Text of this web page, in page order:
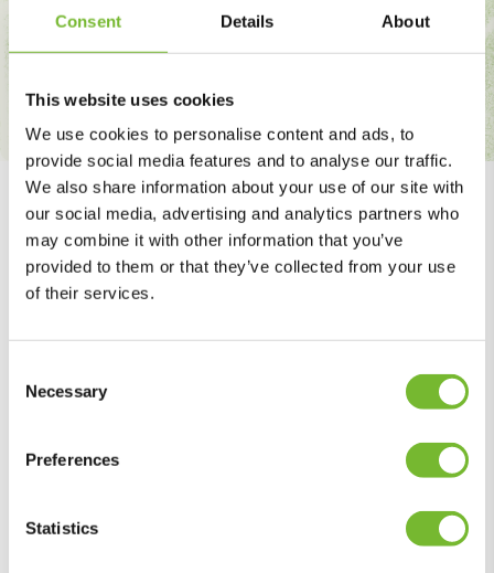
Consent Details About
This website uses cookies
We use cookies to personalise content and ads, to
provide social media features and to analyse our traffic.
We also share information about your use of our site with
our social media, advertising and analytics partners who
may combine it with other information that you’ve
provided to them or that they’ve collected from your use
of their services.
Selection
Necessary
Preferences
Statistics
Expertises
Onze diensten op
een rij
Groenbeheer en -onderhoud